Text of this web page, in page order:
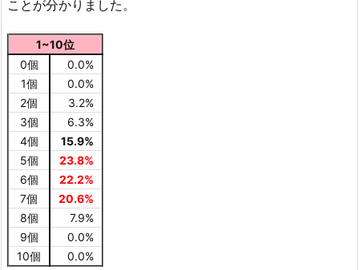
ことが分かりました。
1~10位
0個
0.0%
1個
0.0%
2個
3.2%
3個
6.3%
4個
15.9%
5個
23.8%
6個
22.2%
7個
20.6%
8個
7.9%
9個
0.0%
10個
0.0%